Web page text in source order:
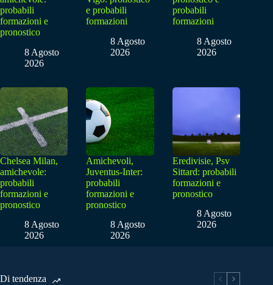
probabili
formazioni e
pronostico
8 Agosto
2026
e probabili
formazioni
8 Agosto
2026
probabili
formazioni
8 Agosto
2026
Chelsea Milan,
amichevole:
probabili
formazioni e
pronostico
8 Agosto
2026
Amichevoli,
Juventus-Inter:
probabili
formazioni e
pronostico
8 Agosto
2026
Eredivisie, Psv
Sittard: probabili
formazioni e
pronostico
8 Agosto
2026
Di tendenza